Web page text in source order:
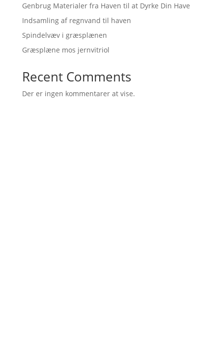
Genbrug Materialer fra Haven til at Dyrke Din Have
Indsamling af regnvand til haven
Spindelvæv i græsplænen
Græsplæne mos jernvitriol
Recent Comments
Der er ingen kommentarer at vise.